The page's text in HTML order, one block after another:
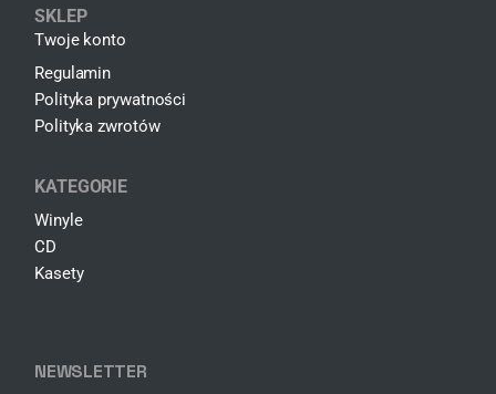
SKLEP
Twoje konto
Regulamin
Polityka prywatności
Polityka zwrotów
KATEGORIE
Winyle
CD
Kasety
NEWSLETTER